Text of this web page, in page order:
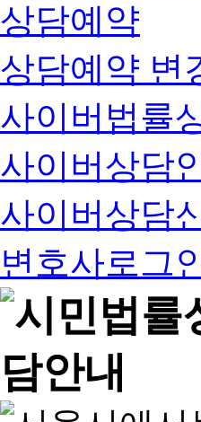
상담예약
상담예약 변
사이버법률
사이버상담
사이버상담
변호사로그